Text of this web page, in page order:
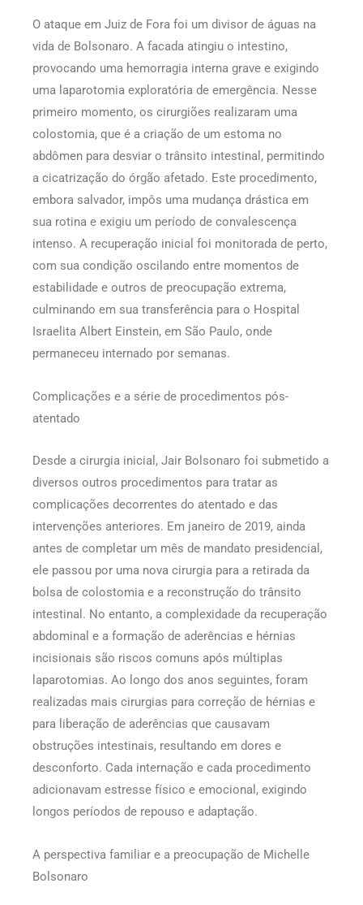
O ataque em Juiz de Fora foi um divisor de águas na
vida de Bolsonaro. A facada atingiu o intestino,
provocando uma hemorragia interna grave e exigindo
uma laparotomia exploratória de emergência. Nesse
primeiro momento, os cirurgiões realizaram uma
colostomia, que é a criação de um estoma no
abdômen para desviar o trânsito intestinal, permitindo
a cicatrização do órgão afetado. Este procedimento,
embora salvador, impôs uma mudança drástica em
sua rotina e exigiu um período de convalescença
intenso. A recuperação inicial foi monitorada de perto,
com sua condição oscilando entre momentos de
estabilidade e outros de preocupação extrema,
culminando em sua transferência para o Hospital
Israelita Albert Einstein, em São Paulo, onde
permaneceu internado por semanas.
Complicações e a série de procedimentos pós-
atentado
Desde a cirurgia inicial, Jair Bolsonaro foi submetido a
diversos outros procedimentos para tratar as
complicações decorrentes do atentado e das
intervenções anteriores. Em janeiro de 2019, ainda
antes de completar um mês de mandato presidencial,
ele passou por uma nova cirurgia para a retirada da
bolsa de colostomia e a reconstrução do trânsito
intestinal. No entanto, a complexidade da recuperação
abdominal e a formação de aderências e hérnias
incisionais são riscos comuns após múltiplas
laparotomias. Ao longo dos anos seguintes, foram
realizadas mais cirurgias para correção de hérnias e
para liberação de aderências que causavam
obstruções intestinais, resultando em dores e
desconforto. Cada internação e cada procedimento
adicionavam estresse físico e emocional, exigindo
longos períodos de repouso e adaptação.
A perspectiva familiar e a preocupação de Michelle
Bolsonaro